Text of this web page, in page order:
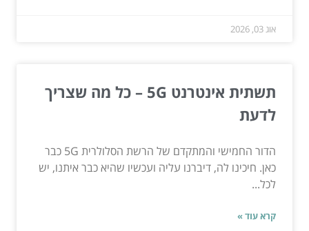
אוג 03, 2026
תשתית אינטרנט 5G – כל מה שצריך
לדעת
הדור החמישי והמתקדם של הרשת הסלולרית 5G כבר
כאן. חיכינו לה, דיברנו עליה ועכשיו שהיא כבר איתנו, יש
לכל...
קרא עוד »